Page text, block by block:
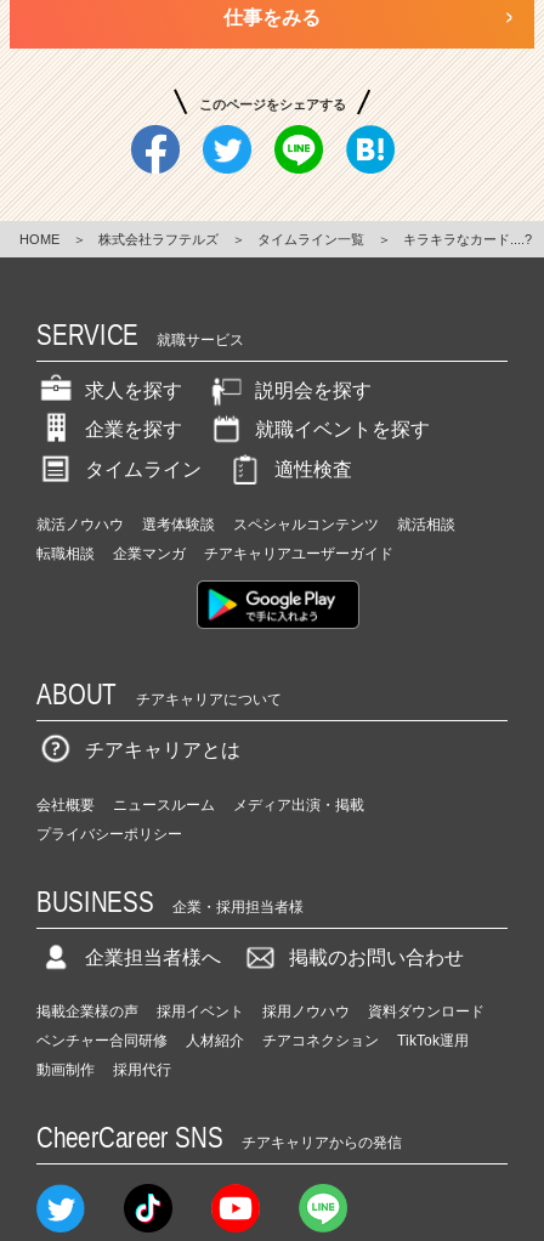
仕事をみる
このページをシェアする
HOME ＞ 株式会社ラフテルズ ＞ タイムライン一覧 ＞ キラキラなカード....?
SERVICE 就職サービス
求人を探す
説明会を探す
企業を探す
就職イベントを探す
タイムライン
適性検査
就活ノウハウ 選考体験談 スペシャルコンテンツ
就活相談
転職相談
企業マンガ チアキャリアユーザーガイド
ABOUT チアキャリアについて
チアキャリアとは
会社概要 ニュースルーム
メディア出演・掲載
プライバシーポリシー
BUSINESS 企業・採用担当者様
企業担当者様へ 掲載のお問い合わせ
掲載企業様の声 採用イベント 採用ノウハウ
資料ダウンロード
ベンチャー合同研修
人材紹介 チアコネクション
TikTok運用
動画制作
採用代行
CheerCareer SNS チアキャリアからの発信